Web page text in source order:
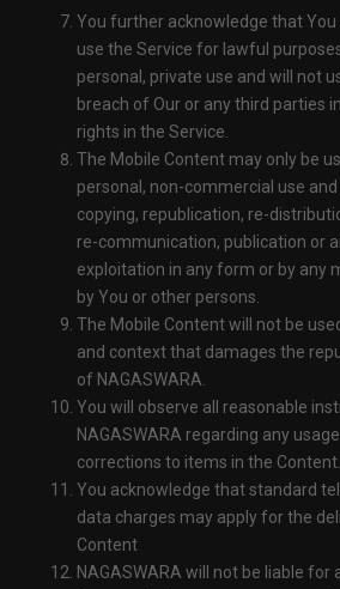
You further acknowledge that
use the Service for lawful
personal, private use and will not
breach of Our or any third parties
rights in the Service.
The Mobile Content may only be
personal, non-commercial use
copying, republication, re-
re-communication, publication or
exploitation in any form or by any
by You or other persons.
The Mobile Content will not be
and context that damages the
of NAGASWARA.
You will observe all reasonable
NAGASWARA regarding any
corrections to items in the Content.
You acknowledge that standard
data charges may apply for the
Content
NAGASWARA will not be liable for